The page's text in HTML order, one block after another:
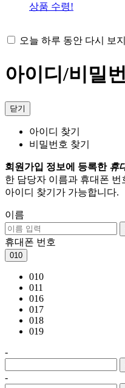
상품 수령!
오늘 하루 동안 다시 보지
아이디/비밀
닫기
아이디 찾기
비밀번호 찾기
회원가입 정보에 등록한 휴
한 담당자 이름과 휴대폰 번
아이디 찾기가 가능합니다.
이름
휴대폰 번호
010
010
011
016
017
018
019
-
-